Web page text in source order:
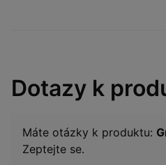
Dotazy k
Máte otázky k produktu:
Zeptejte se.